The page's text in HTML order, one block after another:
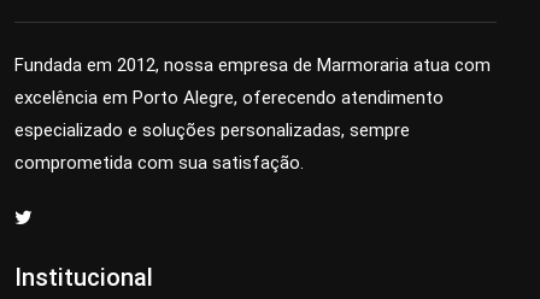
Fundada em 2012, nossa empresa de Marmoraria atua com
excelência em Porto Alegre, oferecendo atendimento
especializado e soluções personalizadas, sempre
comprometida com sua satisfação.
Institucional